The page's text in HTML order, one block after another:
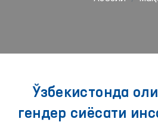
Ўзбекистонда
гендер сиёсати